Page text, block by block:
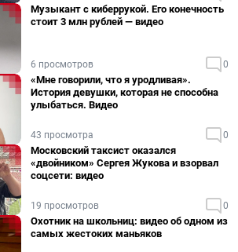
Музыкант с киберрукой. Его конечность
стоит 3 млн рублей — видео
6 просмотров 0
«Мне говорили, что я уродливая».
История девушки, которая не способна
улыбаться. Видео
43 просмотра 0
Московский таксист оказался
«двойником» Сергея Жукова и взорвал
соцсети: видео
19 просмотров 0
Охотник на школьниц: видео об одном из
самых жестоких маньяков